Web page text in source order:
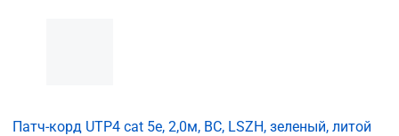
Патч-корд UTP4 cat 5e, 2,0м, ВС, LSZH, зеленый, литой